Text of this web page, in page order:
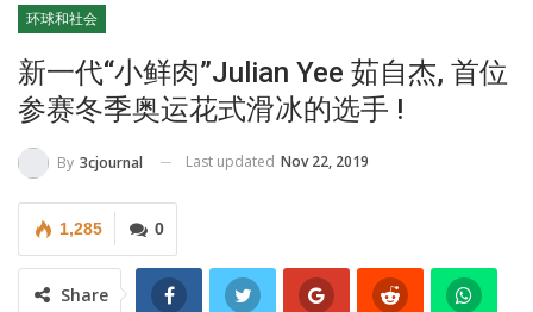
环球和社会
新一代“小鲜肉”Julian Yee 茹自杰, 首位
参赛冬季奥运花式滑冰的选手 !
By 3cjournal Last updated Nov 22, 2019
0
1,285
Share